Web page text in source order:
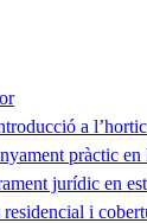
a
pràctic en
jurídic en
i